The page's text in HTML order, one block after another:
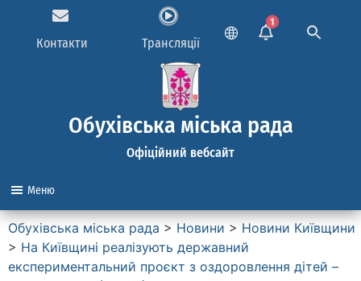
Контакти Трансляції
1
Обухівська міська рада
Офіційний вебсайт
Меню
Обухівська міська рада > Новини > Новини Київщини
> На Київщині реалізують державний
експериментальний проєкт з оздоровлення дітей –